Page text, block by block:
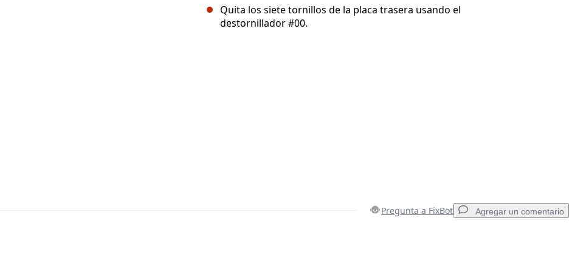
Quita los siete tornillos de la placa trasera usando el
destornillador #00.
Pregunta a FixBot Agregar un comentario